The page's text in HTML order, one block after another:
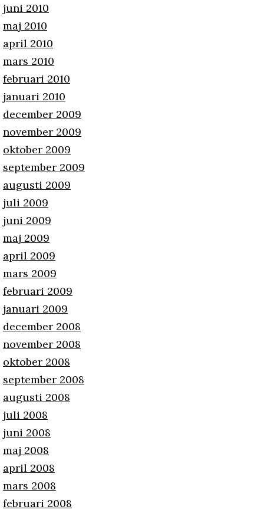
juni 2010
maj 2010
april 2010
mars 2010
februari 2010
januari 2010
december 2009
november 2009
oktober 2009
september 2009
augusti 2009
juli 2009
juni 2009
maj 2009
april 2009
mars 2009
februari 2009
januari 2009
december 2008
november 2008
oktober 2008
september 2008
augusti 2008
juli 2008
juni 2008
maj 2008
april 2008
mars 2008
februari 2008